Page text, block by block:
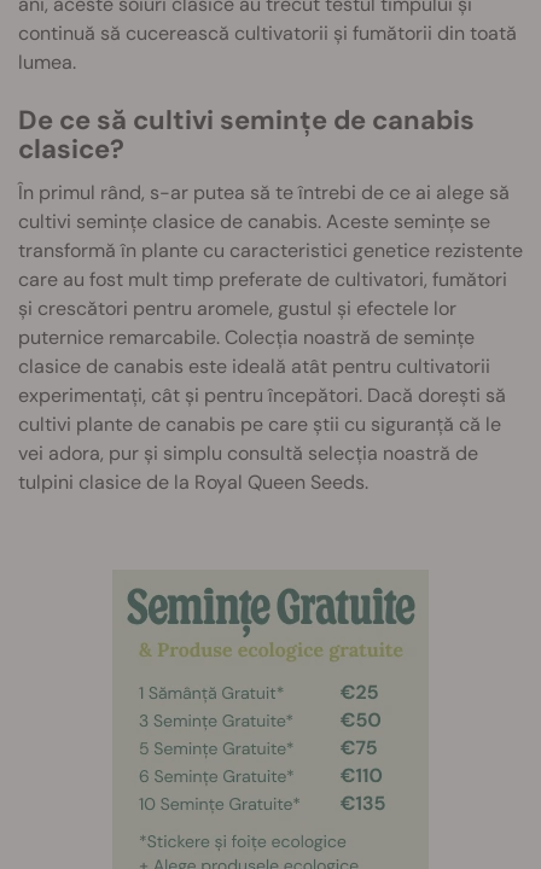
continuă să cucerească cultivatorii și fumătorii din toată
lumea.
De ce să cultivi semințe de canabis
clasice?
În primul rând, s-ar putea să te întrebi de ce ai alege să
cultivi semințe clasice de canabis. Aceste semințe se
transformă în plante cu caracteristici genetice rezistente
care au fost mult timp preferate de cultivatori, fumători
și crescători pentru aromele, gustul și efectele lor
puternice remarcabile. Colecția noastră de semințe
clasice de canabis este ideală atât pentru cultivatorii
experimentați, cât și pentru începători. Dacă dorești să
cultivi plante de canabis pe care știi cu siguranță că le
vei adora, pur și simplu consultă selecția noastră de
tulpini clasice de la Royal Queen Seeds.